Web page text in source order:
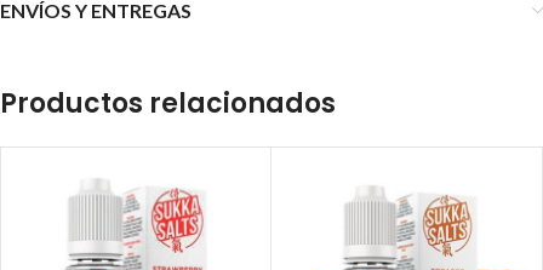
ENVÍOS Y ENTREGAS
Productos relacionados